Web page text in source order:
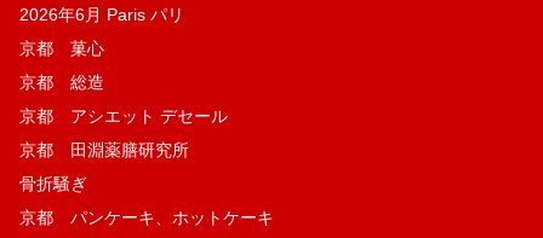
2026年6月 Paris パリ
京都 菓​心
京都 総造
京都 アシエット デセール
京都 田淵薬膳研究所
骨折騒ぎ
京都 パンケーキ、ホットケーキ